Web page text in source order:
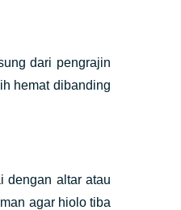
dari pengrajin
hemat dibanding
dengan altar atau
agar hiolo tiba